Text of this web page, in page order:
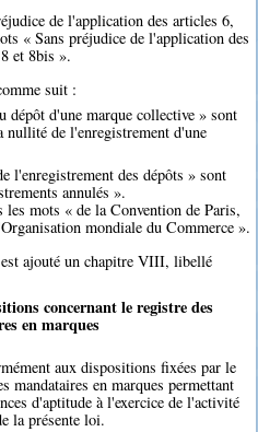
de l'application des articles 6,
« Sans préjudice de l'application des
et 8bis ».
suit :
d'une marque collective » sont
nullité de l'enregistrement d'une
l'enregistrement des dépôts » sont
annulés ».
mots « de la Convention de Paris,
mondiale du Commerce ».
ajouté un chapitre VIII, libellé
concernant le registre des
en marques
aux dispositions fixées par le
mandataires en marques permettant
d'aptitude à l'exercice de l'activité
la présente loi.